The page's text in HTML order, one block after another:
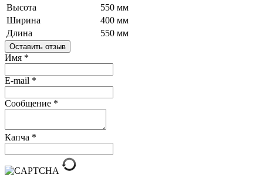
Высота
550 мм
Ширина
400 мм
Длина
550 мм
Оставить отзыв
Имя *
E-mail *
Сообщение *
Капча *